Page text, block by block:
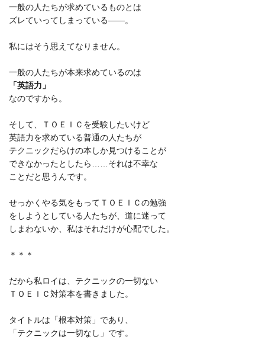
一般の人たちが求めているものとは
ズレていってしまっている――。
私にはそう思えてなりません。
一般の人たちが本来求めているのは
「英語力」
なのですから。
そして、ＴＯＥＩＣを受験したいけど
英語力を求めている普通の人たちが
テクニックだらけの本しか見つけることが
できなかったとしたら……それは不幸な
ことだと思うんです。
せっかくやる気をもってＴＯＥＩＣの勉強
をしようとしている人たちが、道に迷って
しまわないか、私はそれだけが心配でした。
＊＊＊
だから私ロイは、テクニックの一切ない
ＴＯＥＩＣ対策本を書きました。
タイトルは「根本対策」であり、
「テクニックは一切なし」です。